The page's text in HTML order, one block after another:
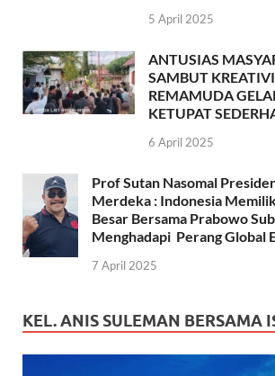
5 April 2025
ANTUSIAS
SAMBUT
REMAMUDA
KETUPAT
6 April 2025
Prof Sutan Nasomal
Merdeka : Indonesia
Besar Bersama Prabowo
Menghadapi Perang Global
7 April 2025
KEL. ANIS SULEMAN BERSAMA